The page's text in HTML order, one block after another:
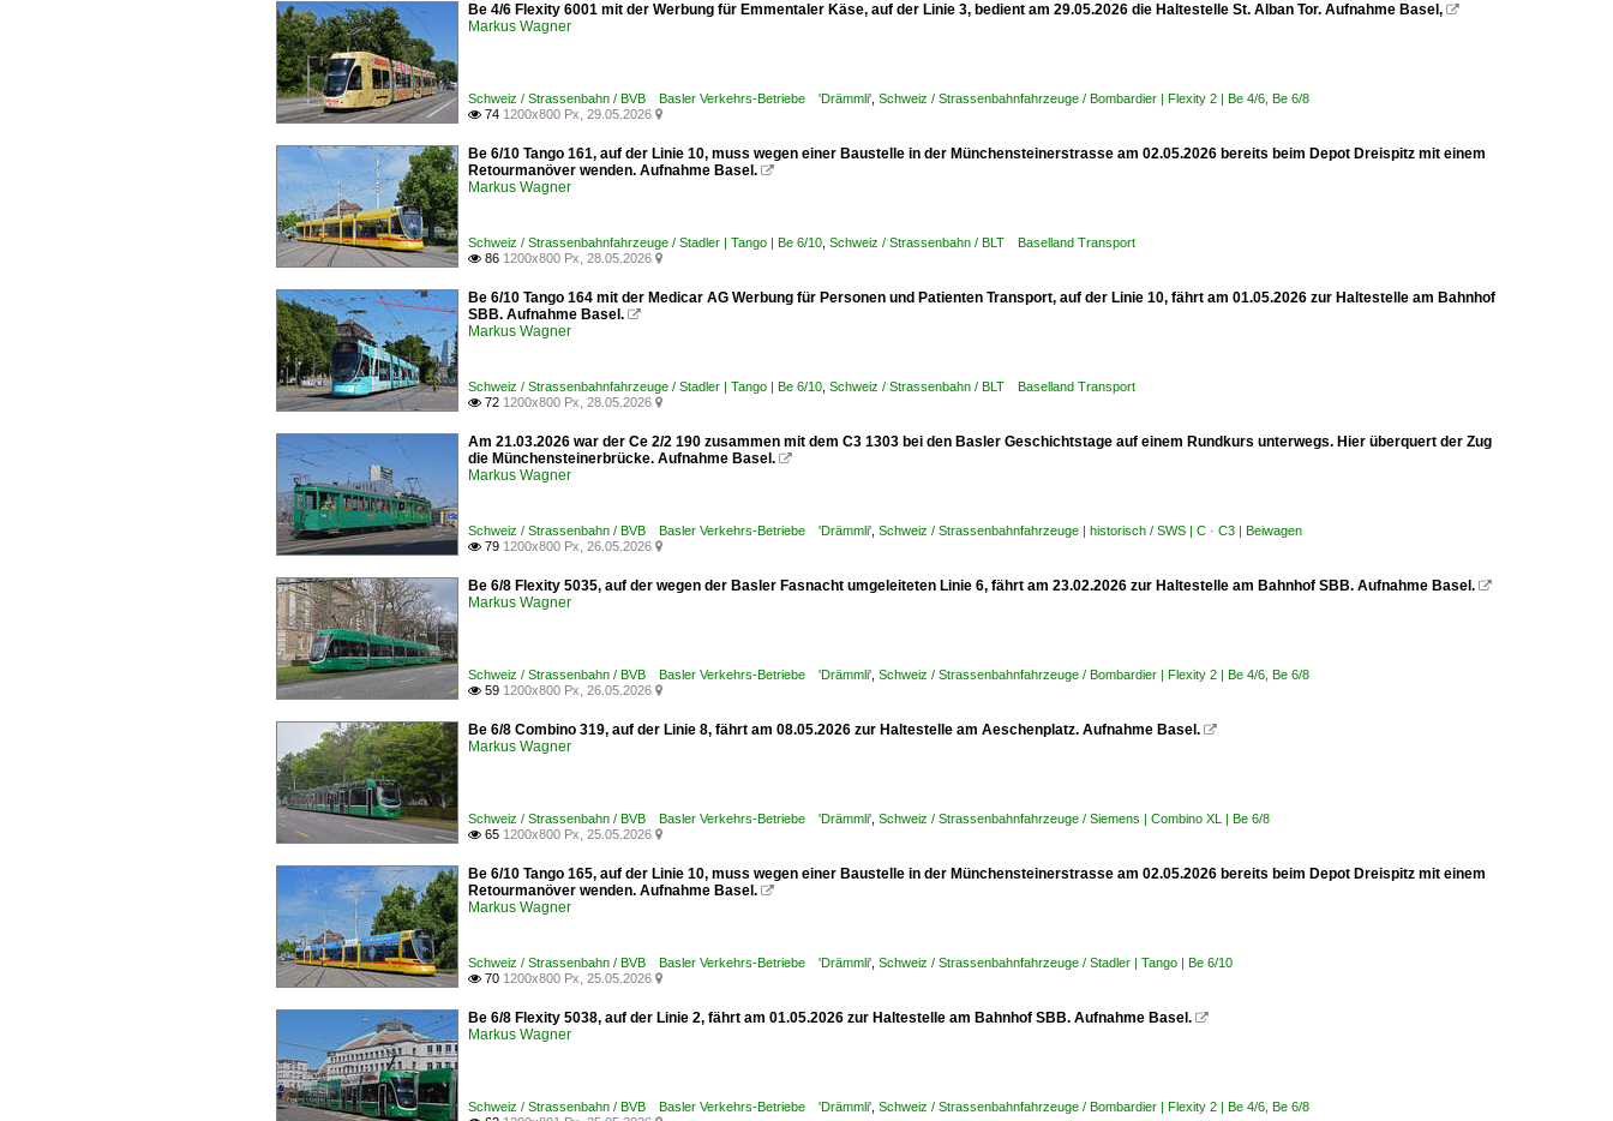
Be 4/6 Flexity 6001 mit der Werbung für Emmentaler Käse, auf der Linie 3, bedient am 29.05.2026 die Haltestelle St. Alban Tor. Aufnahme Basel, 
Markus Wagner
Schweiz / Strassenbahn / BVB Basler Verkehrs-Betriebe 'Drämmli' Schweiz / Strassenbahnfahrzeuge / Bombardier | Flexity 2 | Be 4/6, Be 6/8
 74 1200x800 Px, 29.05.2026 
Be 6/10 Tango 161, auf der Linie 10, muss wegen einer Baustelle in der Münchensteinerstrasse am 02.05.2026 bereits beim Depot Dreispitz mit einem
Retourmanöver wenden. Aufnahme Basel. 
Markus Wagner
Schweiz / Strassenbahnfahrzeuge / Stadler | Tango | Be 6/10 Schweiz / Strassenbahn / BLT Baselland Transport
 86 1200x800 Px, 28.05.2026 
Be 6/10 Tango 164 mit der Medicar AG Werbung für Personen und Patienten Transport, auf der Linie 10, fährt am 01.05.2026 zur Haltestelle am Bahnhof
SBB. Aufnahme Basel. 
Markus Wagner
Schweiz / Strassenbahnfahrzeuge / Stadler | Tango | Be 6/10 Schweiz / Strassenbahn / BLT Baselland Transport
 72 1200x800 Px, 28.05.2026 
Am 21.03.2026 war der Ce 2/2 190 zusammen mit dem C3 1303 bei den Basler Geschichtstage auf einem Rundkurs unterwegs. Hier überquert der Zug
die Münchensteinerbrücke. Aufnahme Basel. 
Markus Wagner
Schweiz / Strassenbahn / BVB Basler Verkehrs-Betriebe 'Drämmli' Schweiz / Strassenbahnfahrzeuge | historisch / SWS | C · C3 | Beiwagen
 79 1200x800 Px, 26.05.2026 
Be 6/8 Flexity 5035, auf der wegen der Basler Fasnacht umgeleiteten Linie 6, fährt am 23.02.2026 zur Haltestelle am Bahnhof SBB. Aufnahme Basel. 
Markus Wagner
Schweiz / Strassenbahn / BVB Basler Verkehrs-Betriebe 'Drämmli' Schweiz / Strassenbahnfahrzeuge / Bombardier | Flexity 2 | Be 4/6, Be 6/8
 59 1200x800 Px, 26.05.2026 
Be 6/8 Combino 319, auf der Linie 8, fährt am 08.05.2026 zur Haltestelle am Aeschenplatz. Aufnahme Basel. 
Markus Wagner
Schweiz / Strassenbahn / BVB Basler Verkehrs-Betriebe 'Drämmli' Schweiz / Strassenbahnfahrzeuge / Siemens | Combino XL | Be 6/8
 65 1200x800 Px, 25.05.2026 
Be 6/10 Tango 165, auf der Linie 10, muss wegen einer Baustelle in der Münchensteinerstrasse am 02.05.2026 bereits beim Depot Dreispitz mit einem
Retourmanöver wenden. Aufnahme Basel. 
Markus Wagner
Schweiz / Strassenbahn / BVB Basler Verkehrs-Betriebe 'Drämmli' Schweiz / Strassenbahnfahrzeuge / Stadler | Tango | Be 6/10
 70 1200x800 Px, 25.05.2026 
Be 6/8 Flexity 5038, auf der Linie 2, fährt am 01.05.2026 zur Haltestelle am Bahnhof SBB. Aufnahme Basel. 
Markus Wagner
Schweiz / Strassenbahn / BVB Basler Verkehrs-Betriebe 'Drämmli' Schweiz / Strassenbahnfahrzeuge / Bombardier | Flexity 2 | Be 4/6, Be 6/8